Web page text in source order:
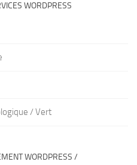
WORDPRESS
/ Vert
WORDPRESS /